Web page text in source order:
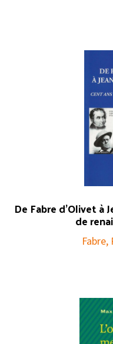
De Fabre d’Olivet à
de
Fabre,